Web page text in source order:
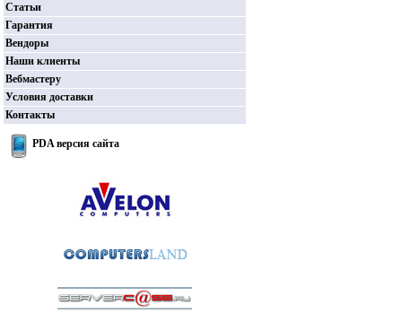
Статьи
Гарантия
Вендоры
Наши клиенты
Вебмастеру
Условия доставки
Контакты
PDA версия сайта